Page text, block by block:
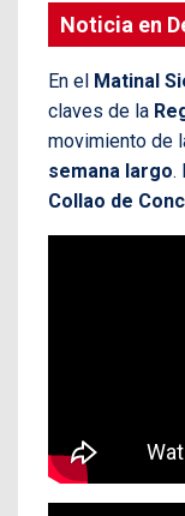
Noticia en
En el Matinal
claves de la
movimiento de
semana largo.
Collao de